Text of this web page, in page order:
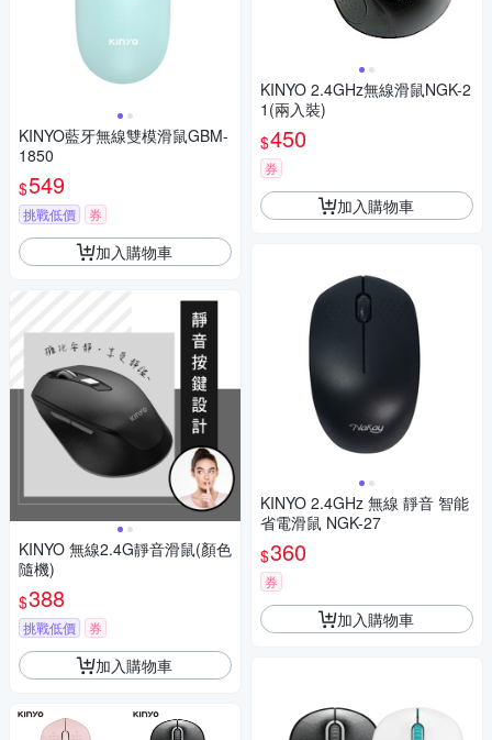
KINYO藍牙無線雙模滑鼠GBM-
1850
$549
挑戰低價 券
加入購物車
KINYO 無線2.4G靜音滑鼠(顏色
隨機)
$388
挑戰低價 券
加入購物車
KINYO 2.4GHz無線滑鼠NGK-2
1(兩入裝)
$450
券
加入購物車
KINYO 2.4GHz 無線 靜音 智能
省電滑鼠 NGK-27
$360
券
加入購物車